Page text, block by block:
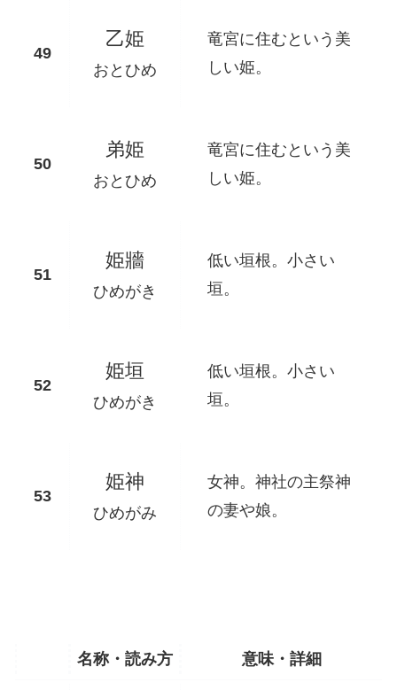
乙姫
おとひめ
竜宮に住むという美
しい姫。
弟姫
おとひめ
竜宮に住むという美
しい姫。
姫牆
ひめがき
低い垣根。小さい
垣。
姫垣
ひめがき
低い垣根。小さい
垣。
姫神
ひめがみ
女神。神社の主祭神
の妻や娘。
名称・読み方 意味・詳細